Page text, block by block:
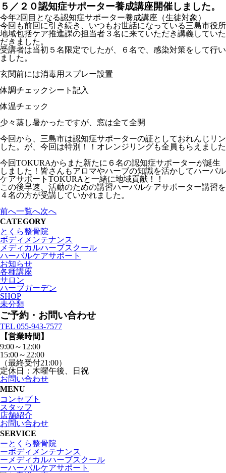
５／２０認知症サポーター養成講座開催しました。
今年2回目となる認知症サポーター養成講座（生徒対象）
今回も前回に引き続き、いつもお世話になっている三島市役所
地域包括ケア推進課の担当者３名に来ていただき講義していた
だきました。
受講者は当初５名限定でしたが、６名で、感染対策をして行い
ました。
玄関前には消毒用スプレー設置
体調チェックシート記入
体温チェック
少々蒸し暑かったですが、窓は全て全開
今回から、三島市は認知症サポーターの証としておれんじリ
した。が、今回は特別！！オレンジリングも全員もらえまし
今回TOKURAからまた新たに６名の認知症サポーターが誕生
しました！皆さんもアロマやハーブの知識を活かしてハーバル
ケアサポートTOKURAと一緒に地域貢献！！
この後早速、活動のための講習ハーバルケアサポーター講習を
４名の方が受講していかれました。
前へ一覧へ次へ
CATEGORY
とくら整骨院
ボディメンテナンス
メディカルハーブスクール
ハーバルケアサポート
お知らせ
各種講座
サロン
ハーブガーデン
SHOP
未分類
ご予約・お問い合わせ
TEL 055-943-7577
【営業時間】
9:00～12:00
15:00～22:00
（最終受付21:00）
定休日：木曜午後、日祝
お問い合わせ
MENU
コンセプト
スタッフ
店舗紹介
お問い合わせ
SERVICE
ーとくら整骨院
ーボディメンテナンス
ーメディカルハーブスクール
ーハーバルケアサポート